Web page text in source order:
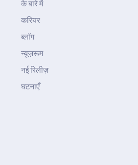
के बारे में
करियर
ब्लॉग
न्यूज़रूम
नई रिलीज़
घटनाएँ